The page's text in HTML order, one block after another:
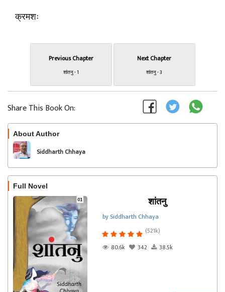
क्रमशः
Previous Chapter
शांतनु - 1
Next Chapter
शांतनु - 3
Share This Book On:
About Author
Siddharth Chhaya
Full Novel
शांतनु
by Siddharth Chhaya
(521k)
80.6k
342 38.5k